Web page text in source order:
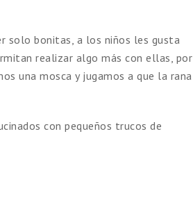
solo bonitas, a los niños les gusta
realizar algo más con ellas, por
una mosca y jugamos a que la rana
con pequeños trucos de